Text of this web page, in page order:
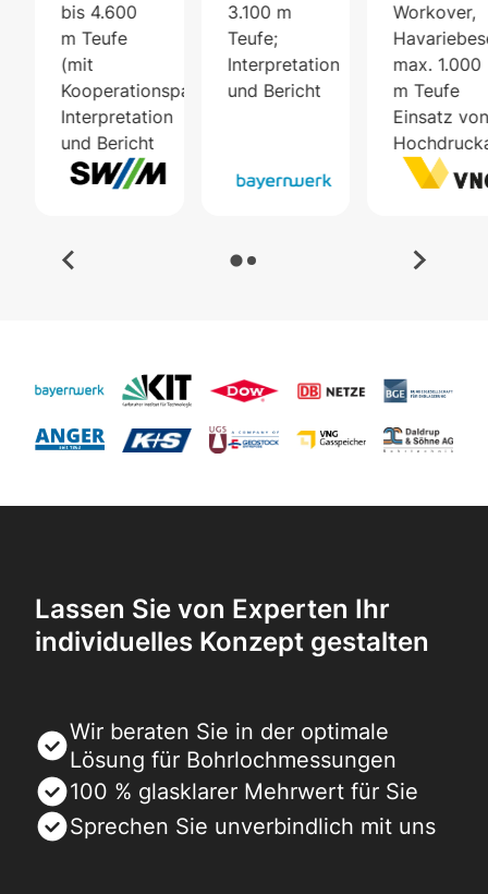
bis 4.600
m Teufe
(mit
Kooperationspartner);
Interpretation
und Bericht
3.100 m
Teufe;
Interpretation
und Bericht
Workover,
max. 1.000
m Teufe
Einsatz
Lassen Sie von Experten Ihr
individuelles Konzept gestalten
Wir beraten Sie in der optimale
Lösung für Bohrlochmessungen
100 % glasklarer Mehrwert für Sie
Sprechen Sie unverbindlich mit uns